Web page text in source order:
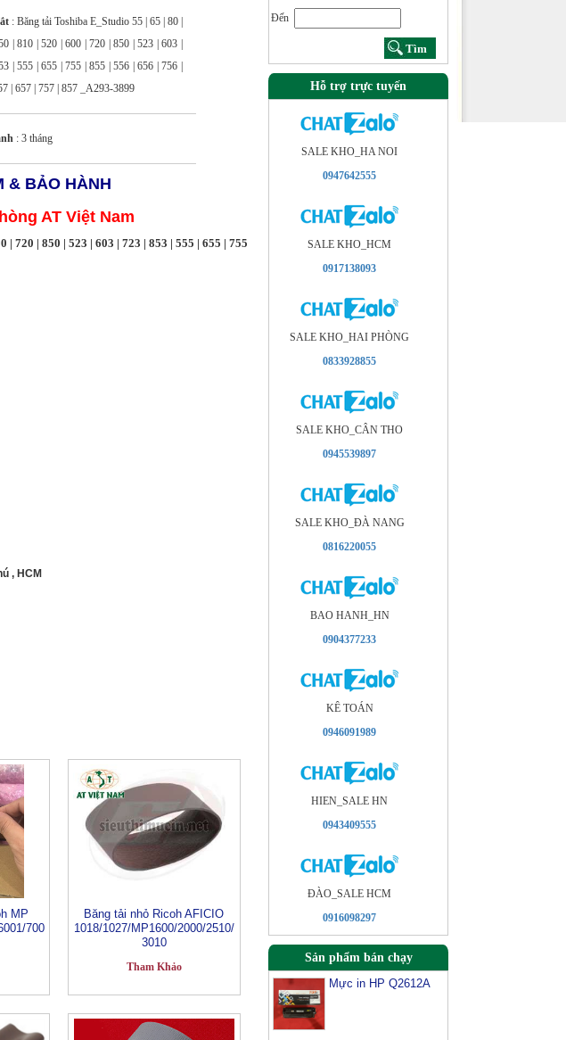
: Băng tải Toshiba E_Studio 55 | 65 | 80 |
| 810 | 520 | 600 | 720 | 850 | 523 | 603 |
| 555 | 655 | 755 | 855 | 556 | 656 | 756 |
| 657 | 757 | 857 _A293-3899
: 3 tháng
& BẢO HÀNH
AT Việt Nam
720 | 850 | 523 | 603 | 723 | 853 | 555 | 655 | 755
, HCM
MP
700
Băng tải nhỏ Ricoh AFICIO
1018/1027/MP1600/2000/2510/
3010
Tham Khảo
Đến
Hỗ trợ trực tuyến
SALE KHO_HA NOI
0947642555
SALE KHO_HCM
0917138093
SALE KHO_HAI PHÒNG
0833928855
SALE KHO_CÂN THO
0945539897
SALE KHO_ÐÀ NANG
0816220055
BAO HANH_HN
0904377233
KÊ TOÁN
0946091989
HIEN_SALE HN
0943409555
ÐÀO_SALE HCM
0916098297
Sản phẩm bán chạy
Mực in HP Q2612A